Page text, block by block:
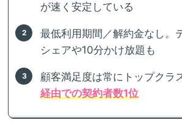
が速く安定している
最低利用期間／解約金なし。
シェアや10分かけ放題も
顧客満足度は常にトップクラ
経由での契約者数1位